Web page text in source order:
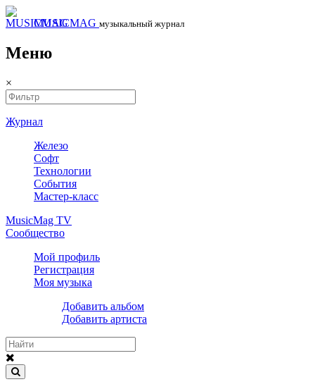
MUSICMAG музыкальный журнал
Меню
×
Журнал
Железо
Софт
Технологии
События
Мастер-класс
MusicMag TV
Сообщество
Мой профиль
Регистрация
Моя музыка
Добавить альбом
Добавить артиста